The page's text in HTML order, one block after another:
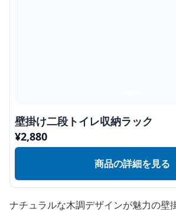
壁掛け二段トイレ収納ラック
¥2,880
商品の詳細を見る
ナチュラルな木調デザインが魅力の壁